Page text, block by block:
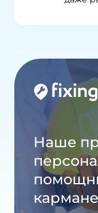
Наше
кармане